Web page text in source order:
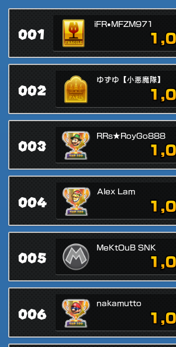
001
iFR•MFZM971
002
ゆずゆ【小悪魔隊】
003
RRs★RoyGo888
004
Alex Lam
005
MeKtOuB SNK
006
nakamutto